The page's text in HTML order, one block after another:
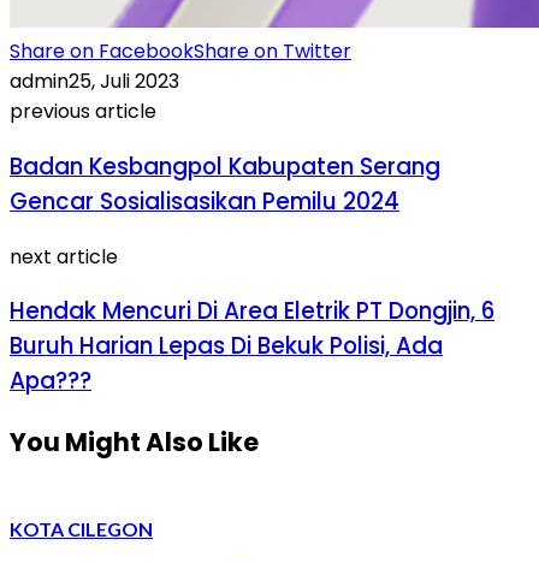
Share on FacebookShare on Twitter
admin25, Juli 2023
previous article
Badan Kesbangpol Kabupaten Serang
Gencar Sosialisasikan Pemilu 2024
next article
Hendak Mencuri Di Area Eletrik PT Dongjin, 6
Buruh Harian Lepas Di Bekuk Polisi, Ada
Apa???
You Might Also Like
KOTA CILEGON